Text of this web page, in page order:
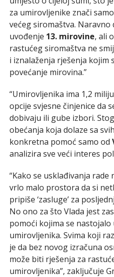
za umirovljenike znači
većeg siromaštva. Naravno
uvođenje 13. mirovine, ali
rastućeg siromaštva ne
i iznalaženja rješenja
povećanje mirovina.”
“Umirovljenika ima 1,2
opcije svjesne činjenice da
dobivaju ili gube izbori.
obećanja koja dolaze sa
konkretna pomoć samo od
analizira sve veći interes
“Kako se usklađivanja
vrlo malo prostora da si
pripiše ‘zasluge’ za
No ono za što Vlada jest
pomoći kojima se
umirovljenika. Svima koji
je da bez novog izračuna
može biti rješenja za
umirovljenika”, zaključuje